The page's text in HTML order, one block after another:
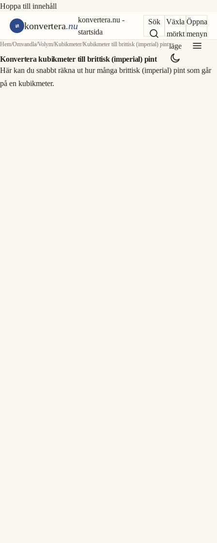
Hoppa till innehåll
konvertera.nu
konvertera.nu -
startsida
Sök
Växla
mörkt
läge
Öppna
menyn
Hem/Omvandla/Volym/Kubikmeter/Kubikmeter till brittisk (imperial) pint
Konvertera kubikmeter till brittisk (imperial) pint
Här kan du snabbt räkna ut hur många brittisk (imperial) pint som går
på en kubikmeter.